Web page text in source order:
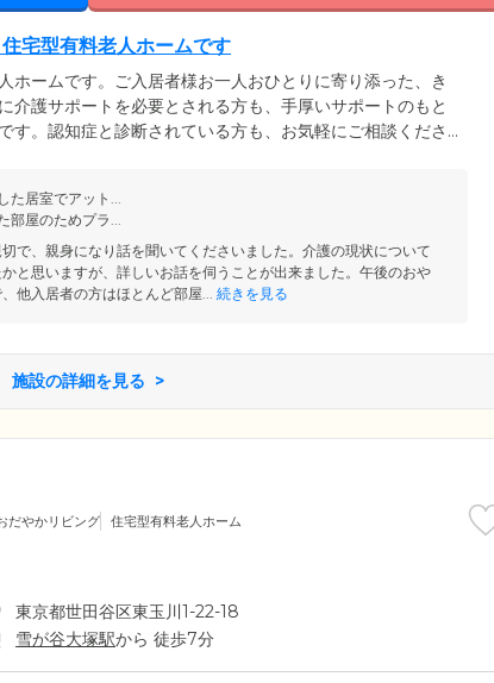
宅型有料老人ホームです
ホームです。ご入居者様お一人おひとりに寄り添った、き
介護サポートを必要とされる方も、手厚いサポートのもと
す。認知症と診断されている方も、お気軽にご相談くださ
責任と愛情を持ってお預かりいたします。
た居室でアット...
部屋のためプラ...
で、親身になり話を聞いてくださいました。介護の現状について
と思いますが、詳しいお話を伺うことが出来ました。午後のおや
他入居者の方はほとんど部屋...
続きを見る
施設の詳細を見る
だやかリビング 住宅型有料老人ホーム
東京都世田谷区東玉川1-22-18
雪が谷大塚駅から 徒歩7分